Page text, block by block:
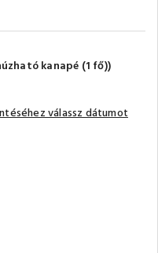
kanapé (1 fő))
válassz dátumot